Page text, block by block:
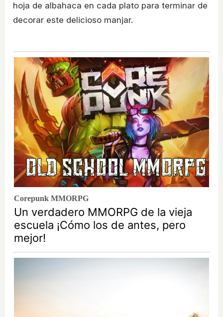
hoja de albahaca en cada plato para terminar de
decorar este delicioso manjar.
Corepunk MMORPG
Un verdadero MMORPG de la vieja
escuela ¡Cómo los de antes, pero
mejor!